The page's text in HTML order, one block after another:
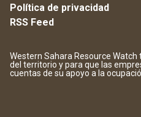
Política de privacidad
RSS Feed
Western Sahara Resource
del territorio y para que las
cuentas de su apoyo a la